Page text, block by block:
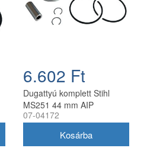
6.602 Ft
Dugattyú komplett Stihl
MS251 44 mm AIP
07-04172